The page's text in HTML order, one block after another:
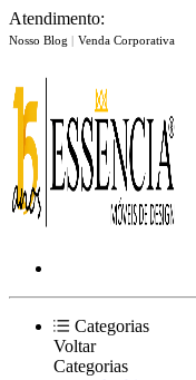
Atendimento:
Nosso Blog | Venda Corporativa
Categorias
Voltar
Categorias